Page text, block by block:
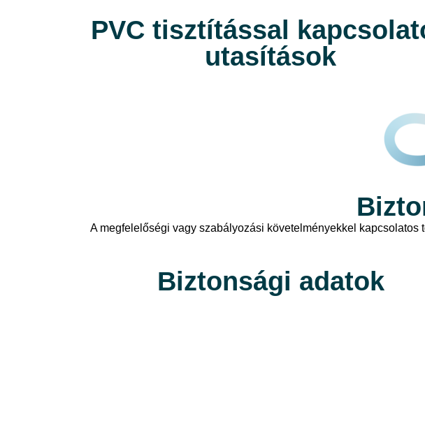
PVC tisztítással
utasítások
A megfelelőségi vagy szabályozási követelményekkel
Biztonsági adatok